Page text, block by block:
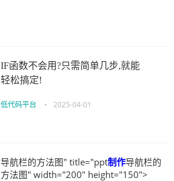
IF函数不会用?只需简单几步,就能
轻松搞定!
低代码平台 • 2025-04-01
导航栏的方法图" title="ppt制作导航栏的
方法图" width="200" height="150">